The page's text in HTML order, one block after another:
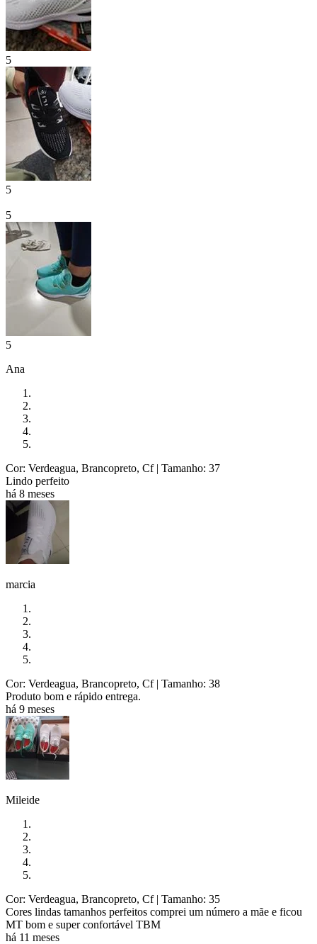
5
5
5
5
Ana
Cor: Verdeagua, Brancopreto, Cf| Tamanho: 37
Lindo perfeito
há 8 meses
marcia
Cor: Verdeagua, Brancopreto, Cf| Tamanho: 38
Produto bom e rápido entrega.
há 9 meses
Mileide
Cor: Verdeagua, Brancopreto, Cf| Tamanho: 35
Cores lindas tamanhos perfeitos comprei um número a mãe e ficou
MT bom e super confortável TBM
há 11 meses